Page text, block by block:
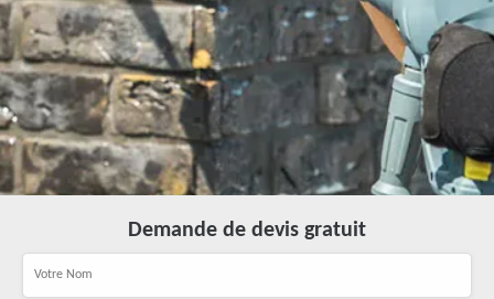
Demande de devis gratuit